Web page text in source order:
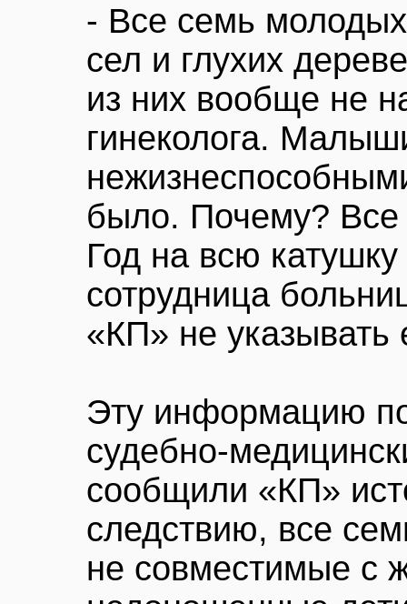
- Все семь
сел и глухих
из них вообще не
гинеколога.
было. Почему?
Год на всю
сотрудница
«КП» не
Эту информацию
судебно-
сообщили «КП»
следствию, все
не совместимые с